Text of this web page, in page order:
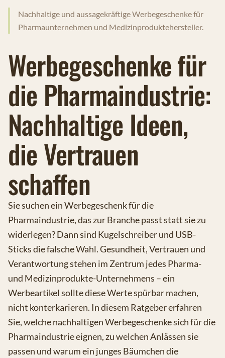
Nachhaltige und aussagekräftige Werbegeschenke für
Pharmaunternehmen und Medizinproduktehersteller.
Werbegeschenke für
die Pharmaindustrie:
Nachhaltige Ideen,
die Vertrauen
schaffen
Sie suchen ein Werbegeschenk für die
Pharmaindustrie, das zur Branche passt statt sie zu
widerlegen? Dann sind Kugelschreiber und USB-
Sticks die falsche Wahl. Gesundheit, Vertrauen und
Verantwortung stehen im Zentrum jedes Pharma-
und Medizinprodukte-Unternehmens – ein
Werbeartikel sollte diese Werte spürbar machen,
nicht konterkarieren. In diesem Ratgeber erfahren
Sie, welche nachhaltigen Werbegeschenke sich für die
Pharmaindustrie eignen, zu welchen Anlässen sie
passen und warum ein junges Bäumchen die